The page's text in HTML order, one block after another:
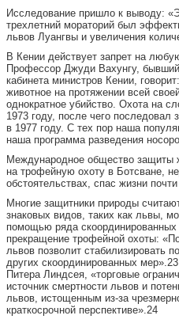
Исследование пришло к выводу:
трехлетний мораторий был
львов Луангвы и увеличения
В Кении действует запрет на
Профессор Джуди Вахунгу,
кабинета министров Кении,
животное на протяжении всей
однократное убийство. Охота на
1973 году, после чего последовал
в 1977 году. С тех пор наша
наша программа разведения
Международное общество защиты
на трофейную охоту в Ботсване,
обстоятельствах, спас жизни
Многие защитники природы
знаковых видов, таких как львы,
помощью ряда
прекращение трофейной охоты:
львов позволит стабилизировать
других скоординированных
Питера Линдсея, «торговые
источник смертности львов и
львов, истощенным из-за
краткосрочной перспективе».24